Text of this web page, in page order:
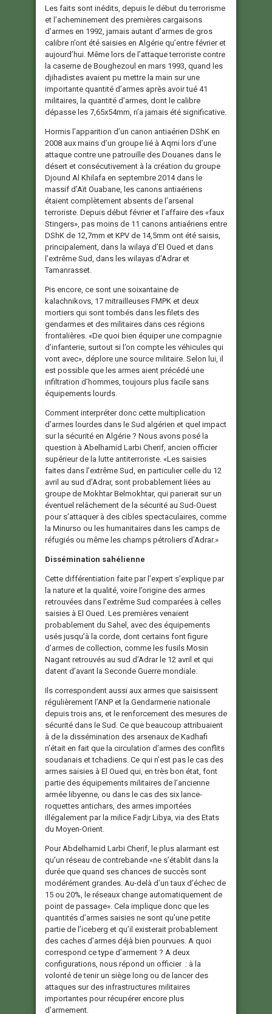
Les faits sont inédits, depuis le début du terrorisme
et l’acheminement des premières cargaisons
d’armes en 1992, jamais autant d’armes de gros
calibre n’ont été saisies en Algérie qu’entre février et
aujourd’hui. Même lors de l’attaque terroriste contre
la caserne de Boughezoul en mars 1993, quand les
djihadistes avaient pu mettre la main sur une
importante quantité d’armes après avoir tué 41
militaires, la quantité d’armes, dont le calibre
dépasse les 7,65x54mm, n’a jamais été significative.
Hormis l’apparition d’un canon antiaérien DShK en
2008 aux mains d’un groupe lié à Aqmi lors d’une
attaque contre une patrouille des Douanes dans le
désert et consécutivement à la création du groupe
Djound Al Khilafa en septembre 2014 dans le
massif d’Aït Ouabane, les canons antiaériens
étaient complètement absents de l’arsenal
terroriste. Depuis début février et l’affaire des «faux
Stingers», pas moins de 11 canons antiaériens entre
DShK de 12,7mm et KPV de 14,5mm ont été saisis,
principalement, dans la wilaya d’El Oued et dans
l’extrême Sud, dans les wilayas d’Adrar et
Tamanrasset.
Pis encore, ce sont une soixantaine de
kalachnikovs, 17 mitrailleuses FMPK et deux
mortiers qui sont tombés dans les filets des
gendarmes et des militaires dans ces régions
frontalières. «De quoi bien équiper une compagnie
d’infanterie, surtout si l’on compte les véhicules qui
vont avec», déplore une source militaire. Selon lui, il
est possible que les armes aient précédé une
infiltration d’hommes, toujours plus facile sans
équipements lourds.
Comment interpréter donc cette multiplication
d’armes lourdes dans le Sud algérien et quel impact
sur la sécurité en Algérie ? Nous avons posé la
question à Abelhamid Larbi Cherif, ancien officier
supérieur de la lutte antiterroriste. «Les saisies
faites dans l’extrême Sud, en particulier celle du 12
avril au sud d’Adrar, sont probablement liées au
groupe de Mokhtar Belmokhtar, qui parierait sur un
éventuel relâchement de la sécurité au Sud-Ouest
pour s’attaquer à des cibles spectaculaires, comme
la Minurso ou les humanitaires dans les camps de
réfugiés ou même les champs pétroliers d’Adrar.»
Dissémination sahélienne
Cette différentiation faite par l’expert s’explique par
la nature et la qualité, voire l’origine des armes
retrouvées dans l’extrême Sud comparées à celles
saisies à El Oued. Les premières venaient
probablement du Sahel, avec des équipements
usés jusqu’à la corde, dont certains font figure
d’armes de collection, comme les fusils Mosin
Nagant retrouvés au sud d’Adrar le 12 avril et qui
datent d’avant la Seconde Guerre mondiale.
Ils correspondent aussi aux armes que saisissent
régulièrement l’ANP et la Gendarmerie nationale
depuis trois ans, et le renforcement des mesures de
sécurité dans le Sud. Ce que beaucoup attribuaient
à de la dissémination des arsenaux de Kadhafi
n’était en fait que la circulation d’armes des conflits
soudanais et tchadiens. Ce qui n’est pas le cas des
armes saisies à El Oued qui, en très bon état, font
partie des équipements militaires de l’ancienne
armée libyenne, ou dans le cas des six lance-
roquettes antichars, des armes importées
illégalement par la milice Fadjr Libya, via des Etats
du Moyen-Orient.
Pour Abdelhamid Larbi Cherif, le plus alarmant est
qu’un réseau de contrebande «ne s’établit dans la
durée que quand ses chances de succès sont
modérément grandes. Au-delà d’un taux d’échec de
15 ou 20%, le réseaux change automatiquement de
point de passage». Cela implique donc que les
quantités d’armes saisies ne sont qu’une petite
partie de l’iceberg et qu’il existerait probablement
des caches d’armes déjà bien pourvues. A quoi
correspond ce type d’armement ? A deux
configurations, nous répond un officier : à la
volonté de tenir un siège long ou de lancer des
attaques sur des infrastructures militaires
importantes pour récupérer encore plus
d’armement.